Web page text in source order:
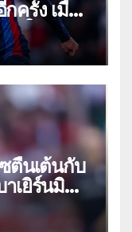
ครั้ง เมื่อ
ย่าในลีก
ตื่นเต้นกับ
เยิร์นมิ